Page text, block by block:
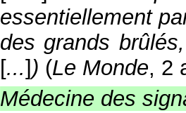
essentiellement
des grands
[...]) (Le Monde, 2
Médecine des